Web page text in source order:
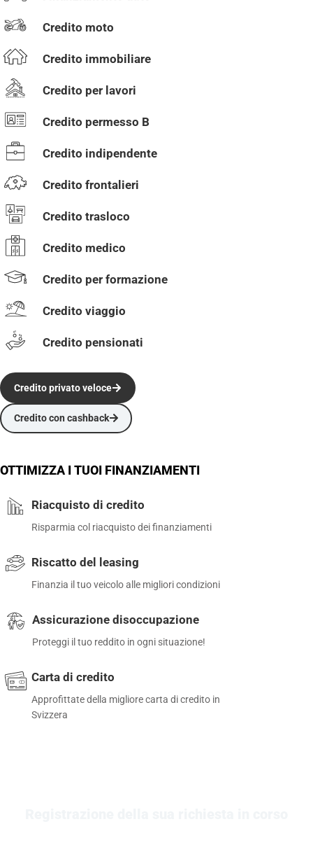
Credito moto
Credito immobiliare
Credito per lavori
Credito permesso B
Credito indipendente
Credito frontalieri
Credito trasloco
Credito medico
Credito per formazione
Credito viaggio
Credito pensionati
Credito con cashback
Credito privato veloce
OTTIMIZZA I TUOI FINANZIAMENTI
Riacquisto di credito
Risparmia col riacquisto dei finanziamenti
Riscatto del leasing
Finanzia il tuo veicolo alle migliori condizioni
Assicurazione disoccupazione
Proteggi il tuo reddito in ogni situazione!
Carta di credito
Approfittate della migliore carta di credito in
Svizzera